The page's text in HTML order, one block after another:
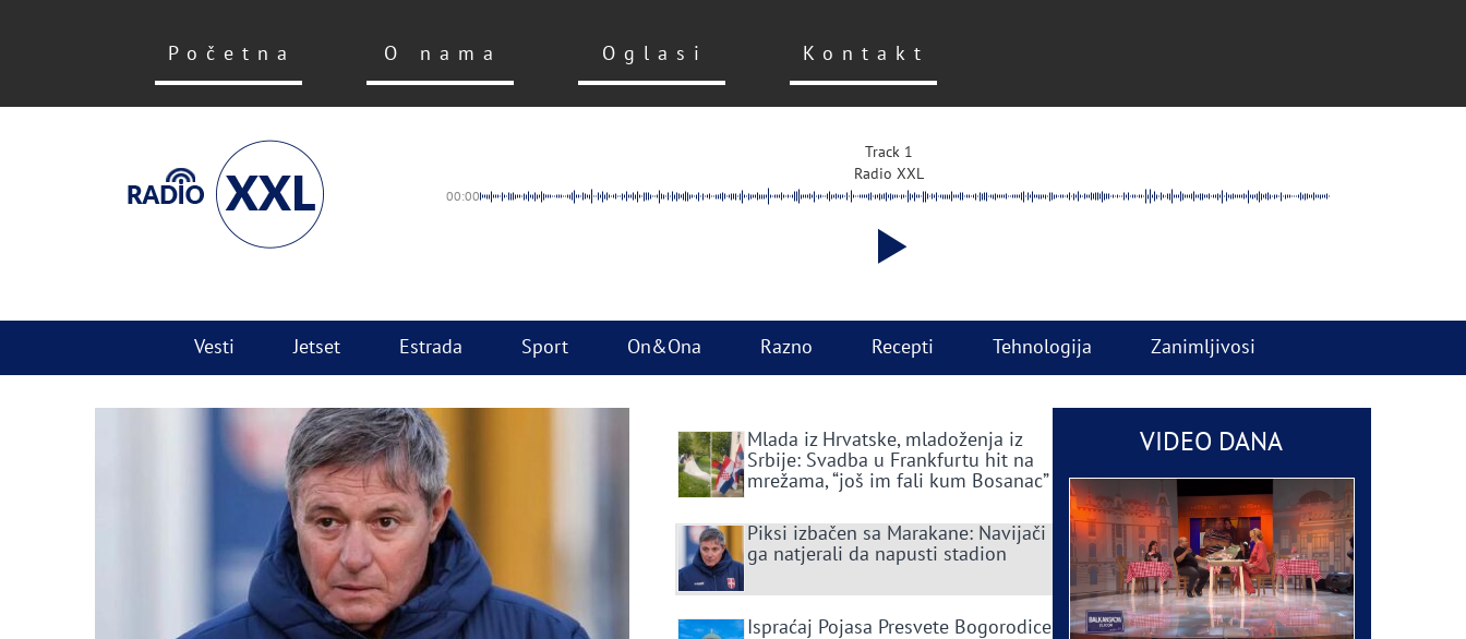
Početna O nama Oglasi Kontakt
Track 1
Radio XXL
00:00
Vesti Jetset Estrada Sport On&Ona Razno Recepti Tehnologija Zanimljivosi
Mlada iz Hrvatske, mladoženja iz
Srbije: Svadba u Frankfurtu hit na
mrežama, “još im fali kum Bosanac”
Piksi izbačen sa Marakane: Navijači
ga natjerali da napusti stadion
Ispraćaj Pojasa Presvete Bogorodice
VIDEO DANA